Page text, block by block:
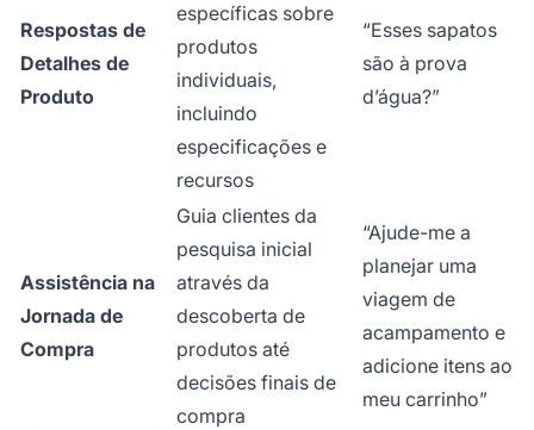
Respostas de
Detalhes de
Produto
específicas sobre
produtos
individuais,
incluindo
especificações e
recursos
“Esses sapatos
são à prova
d’água?”
Assistência na
Jornada de
Compra
Guia clientes da
pesquisa inicial
através da
descoberta de
produtos até
decisões finais de
compra
“Ajude-me a
planejar uma
viagem de
acampamento e
adicione itens ao
meu carrinho”